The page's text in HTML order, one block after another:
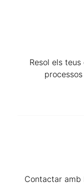
Resol els
Contactar amb